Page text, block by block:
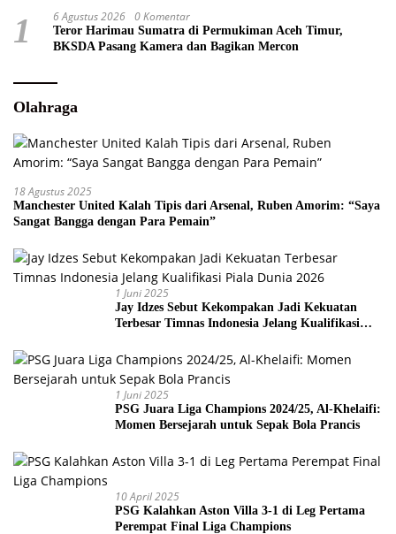
1 6 Agustus 2026 0 Komentar
Teror Harimau Sumatra di Permukiman Aceh Timur,
BKSDA Pasang Kamera dan Bagikan Mercon
Olahraga
18 Agustus 2025
Manchester United Kalah Tipis dari Arsenal, Ruben Amorim: “Saya
Sangat Bangga dengan Para Pemain”
1 Juni 2025
Jay Idzes Sebut Kekompakan Jadi Kekuatan
Terbesar Timnas Indonesia Jelang Kualifikasi
1 Juni 2025
PSG Juara Liga Champions 2024/25, Al-Khelaifi:
Momen Bersejarah untuk Sepak Bola Prancis
10 April 2025
PSG Kalahkan Aston Villa 3-1 di Leg Pertama
Perempat Final Liga Champions